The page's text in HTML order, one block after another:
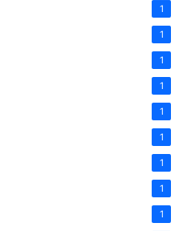
1
1
1
1
1
1
1
1
1